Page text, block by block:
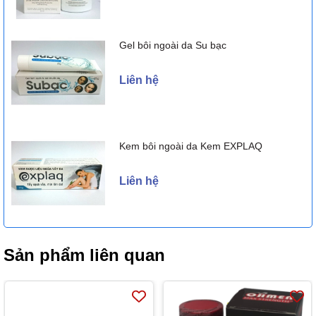
Kích thích khoái cảm, tăng ham muốn quan hệ.
Kiểm soát xuất tinh giúp làm chủ thời gian cuộc yêu.
Tăng chất lượng tinh trùng, tinh trùng nhanh hơn, khỏe hơn, tăng
khả năng thụ thai.
HàuOyster extract max
giúp làm chậm quá trình mãn dục ở
nam giới.
Extract Max:
Thời gian “yêu” của bạn không được lâu, thường xuyên ở mức
dưới 7 phút, thậm chí ít hơn
Bạn trở nên yếu đi, không tìm được nguồn cảm hứng và không
Sau mỗi lần gần gũi người yêu/vợ, bạn không còn cảm giác
thăng hoa như những ngày đầu tiên
Bạn phải đối mặt với tình trạng “trên bảo dưới không nghe
Người bị thiếu kẽm, người cần hỗ trợ chức năng sinh sản.
Ngày uống 1-2 viên gần với bữa ăn, hoặc theo chỉ dẫn của
Gel bôi ngoài da Su bạc
Liên hệ
Kem bôi ngoài da Kem EXPLAQ
Liên hệ
Sản phẩm liên quan